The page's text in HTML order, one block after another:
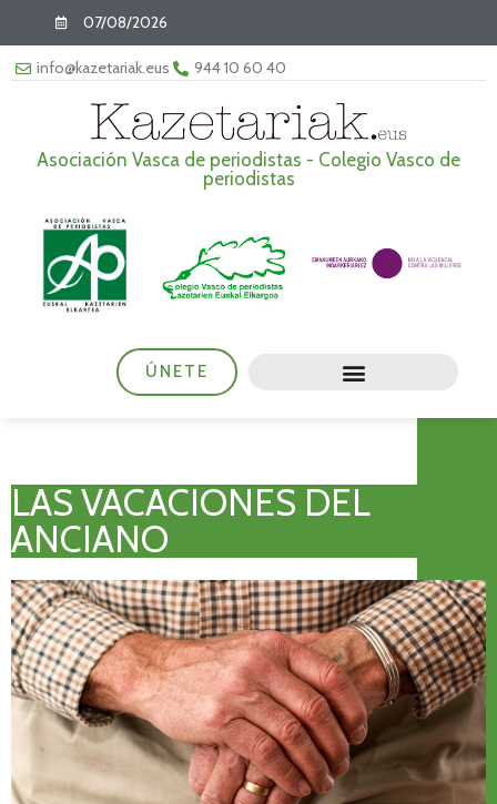
07/08/2026
info@kazetariak.eus 944 10 60 40
Asociación Vasca de periodistas - Colegio Vasco de
periodistas
ÚNETE
LAS VACACIONES DEL
ANCIANO